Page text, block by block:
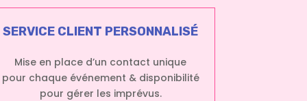
SERVICE CLIENT PERSONNALISÉ
Mise en place d’un contact unique
pour chaque événement & disponibilité
pour gérer les imprévus.